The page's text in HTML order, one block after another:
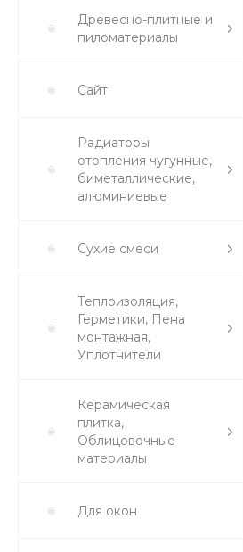
Древесно-плитные и
пиломатериалы
Сайт
Радиаторы
отопления чугунные,
биметаллические,
алюминиевые
Сухие смеси
Теплоизоляция,
Герметики, Пена
монтажная,
Уплотнители
Керамическая
плитка,
Облицовочные
материалы
Для окон